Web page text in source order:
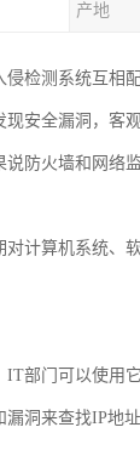
产地
检测系统互相
安全漏洞，客
防火墙和网络
计算机系统、
部门可以使用
洞来查找IP地